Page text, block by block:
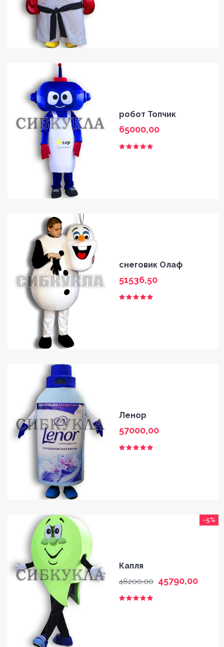
робот Топчик
65000,00
снеговик Олаф
51536,50
Ленор
57000,00
-5%
Капля
48200,00 45790,00